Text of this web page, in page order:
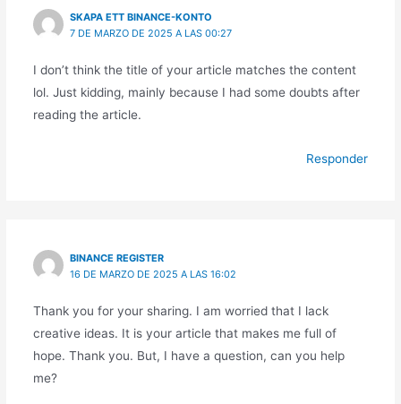
SKAPA ETT BINANCE-KONTO
7 DE MARZO DE 2025 A LAS 00:27
I don’t think the title of your article matches the content
lol. Just kidding, mainly because I had some doubts after
reading the article.
Responder
BINANCE REGISTER
16 DE MARZO DE 2025 A LAS 16:02
Thank you for your sharing. I am worried that I lack
creative ideas. It is your article that makes me full of
hope. Thank you. But, I have a question, can you help
me?